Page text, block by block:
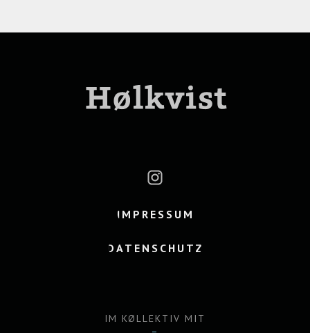
IM KØLLEKTIV MIT
IMPRESSUM
DATENSCHUTZ